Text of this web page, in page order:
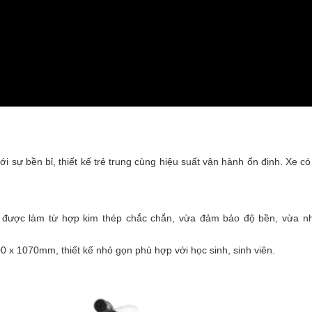
sự bền bỉ, thiết kế trẻ trung cùng hiệu suất vận hành ổn định. Xe
làm từ hợp kim thép chắc chắn, vừa đảm bảo độ bền, vừa
x 1070mm, thiết kế nhỏ gọn phù hợp với học sinh, sinh viên.